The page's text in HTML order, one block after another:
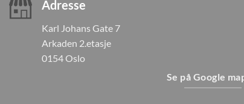
Adresse
Karl Johans Gate 7
Arkaden 2.etasje
0154 Oslo
Se på Google